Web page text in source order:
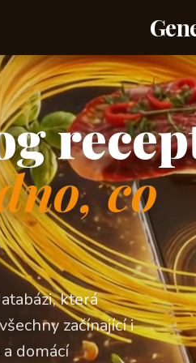
co
která
začínající i
domácí